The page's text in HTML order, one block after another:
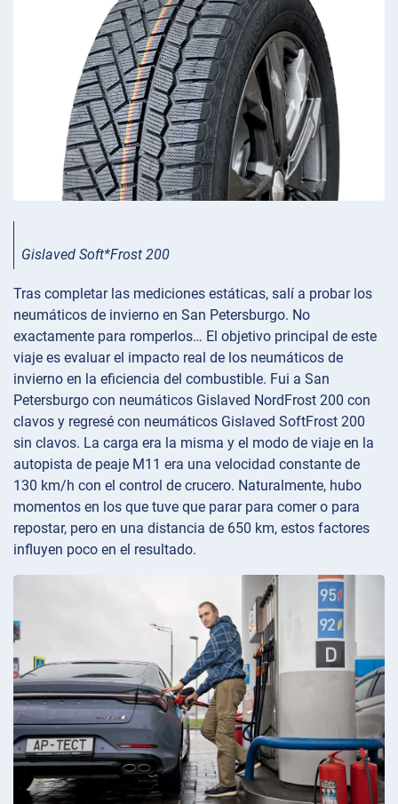
Gislaved Soft*Frost 200
Tras completar las mediciones estáticas, salí a probar los
neumáticos de invierno en San Petersburgo. No
exactamente para romperlos… El objetivo principal de este
viaje es evaluar el impacto real de los neumáticos de
invierno en la eficiencia del combustible. Fui a San
Petersburgo con neumáticos Gislaved NordFrost 200 con
clavos y regresé con neumáticos Gislaved SoftFrost 200
sin clavos. La carga era la misma y el modo de viaje en la
autopista de peaje M11 era una velocidad constante de
130 km/h con el control de crucero. Naturalmente, hubo
momentos en los que tuve que parar para comer o para
repostar, pero en una distancia de 650 km, estos factores
influyen poco en el resultado.